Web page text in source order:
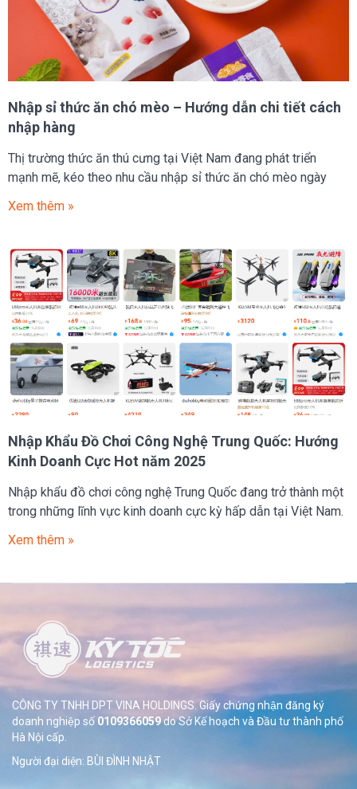
Nhập sỉ thức ăn chó mèo – Hướng dẫn chi tiết cách
nhập hàng
Thị trường thức ăn thú cưng tại Việt Nam đang phát triển
mạnh mẽ, kéo theo nhu cầu nhập sỉ thức ăn chó mèo ngày
Xem thêm »
Nhập Khẩu Đồ Chơi Công Nghệ Trung Quốc: Hướng
Kinh Doanh Cực Hot năm 2025
Nhập khẩu đồ chơi công nghệ Trung Quốc đang trở thành một
trong những lĩnh vực kinh doanh cực kỳ hấp dẫn tại Việt Nam.
Xem thêm »
CÔNG TY TNHH DPT VINA HOLDINGS. Giấy chứng nhận đăng ký
doanh nghiệp số 0109366059do SởKế hoạch và Đầu tư thành phố
Hà Nội cấp.
Người đại diện: BÙI ĐÌNH NHẬT